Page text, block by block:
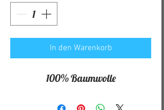
In den Warenkorb
100% Baumwolle